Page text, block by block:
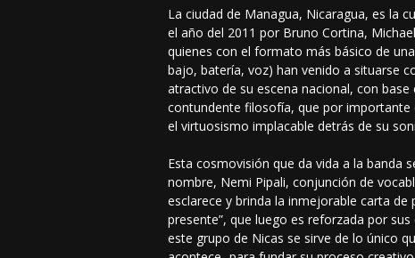
La ciudad de Managua, Nicaragua, es la
el año del 2011 por Bruno Cortina,
quienes con el formato más básico de
bajo, batería, voz) han venido a situarse
atractivo de su escena nacional, con base
contundente filosofía, que por importante
el virtuosismo implacable detrás de su
Esta cosmovisión que da vida a la banda
nombre, Nemi Pipali, conjunción de
esclarece y brinda la inmejorable carta de
presente”, que luego es reforzada por
este grupo de Nicas se sirve de lo único